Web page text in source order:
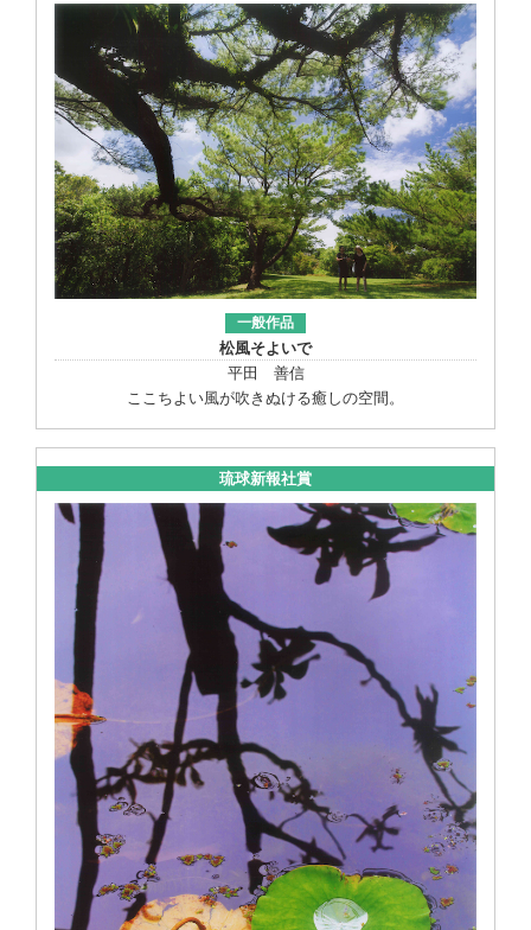
一般作品
松風そよいで
平田 善信
ここちよい風が吹きぬける癒しの空間。
琉球新報社賞